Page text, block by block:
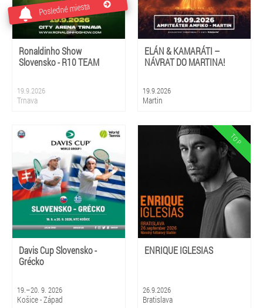
Posledné miesta
Ronaldinho Show
Slovensko - R10 TEAM
19.9.2026
Trnava
ELÁN & KAMARÁTI –
NÁVRAT DO MARTINA!
19.9.2026
Martin
Davis Cup Slovensko -
Grécko
19.–20. 9. 2026
Košice - Západ
ENRIQUE IGLESIAS
26.9.2026
Bratislava